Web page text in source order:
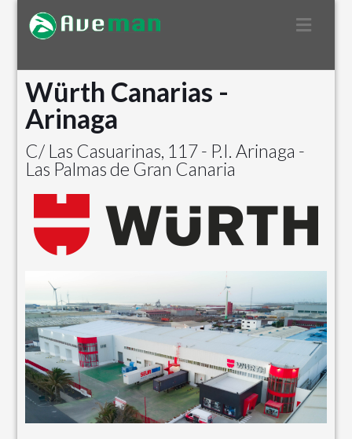
Würth Canarias -
Arinaga
C/ Las Casuarinas, 117 - P.I. Arinaga -
Las Palmas de Gran Canaria